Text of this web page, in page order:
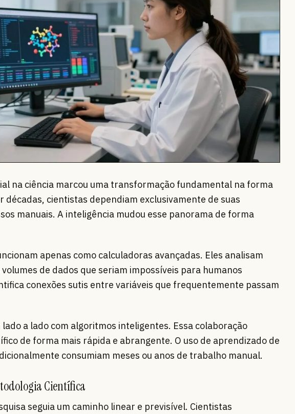
na ciência marcou uma transformação fundamental na forma
décadas, cientistas dependiam exclusivamente de suas
manuais. A inteligência mudou esse panorama de forma
apenas como calculadoras avançadas. Eles analisam
de dados que seriam impossíveis para humanos
conexões sutis entre variáveis que frequentemente passam
a lado com algoritmos inteligentes. Essa colaboração
de forma mais rápida e abrangente. O uso de aprendizado de
consumiam meses ou anos de trabalho manual.
Científica
seguia um caminho linear e previsível. Cientistas